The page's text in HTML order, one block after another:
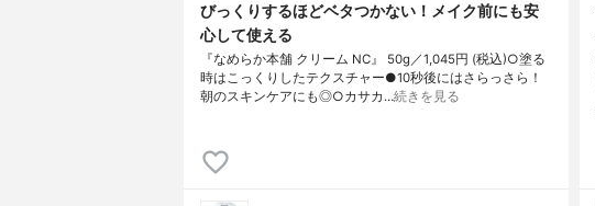
びっくりするほどベタつかない！メイク前にも安
心して使える
『なめらか本舗 クリーム NC』 50g／1,045円 (税込)○塗る
時はこっくりしたテクスチャー●10秒後にはさらっさら！
朝のスキンケアにも◎○カサカ…続きを見る